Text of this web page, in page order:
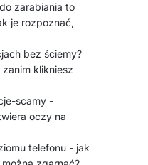
zarabiania to
je rozpoznać,
bez ściemy?
klikniesz
scamy -
oczy na
telefonu - jak